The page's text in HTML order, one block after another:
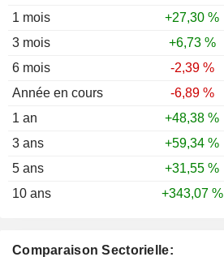
1 mois
+27,30 %
3 mois
+6,73 %
6 mois
-2,39 %
Année en cours
-6,89 %
1 an
+48,38 %
3 ans
+59,34 %
5 ans
+31,55 %
10 ans
+343,07 %
Comparaison Sectorielle: